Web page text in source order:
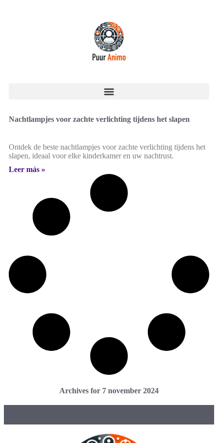
Nachtlampjes voor zachte verlichting tijdens het slapen
Ontdek de beste nachtlampjes voor zachte verlichting tijdens het
slapen, ideaal voor elke kinderkamer en uw nachtrust.
Leer más »
Archives for 7 november 2024